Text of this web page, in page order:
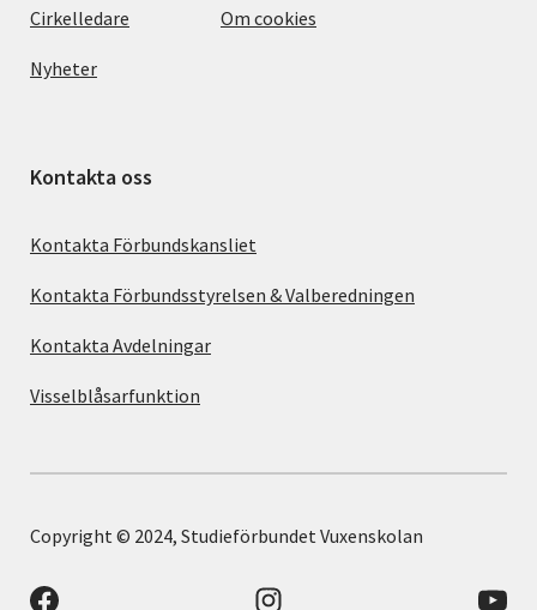
Cirkelledare
Nyheter
Om cookies
Kontakta oss
Kontakta Förbundskansliet
Kontakta Förbundsstyrelsen & Valberedningen
Kontakta Avdelningar
Visselblåsarfunktion
Copyright © 2024, Studieförbundet Vuxenskolan